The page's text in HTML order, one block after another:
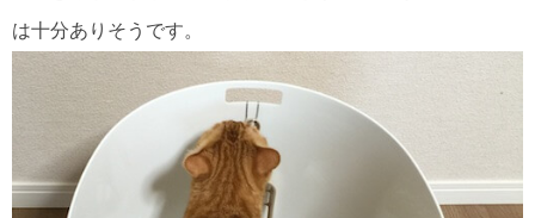
は十分ありそうです。